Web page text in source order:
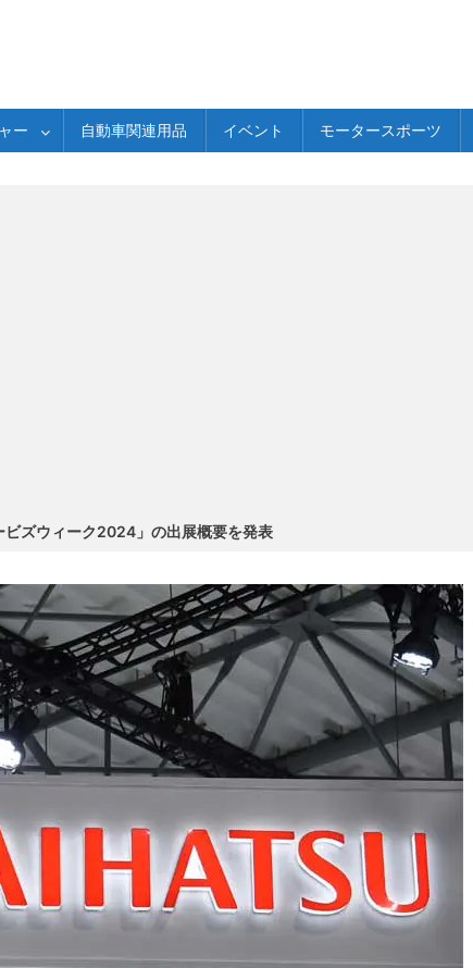
ー 自動車関連用品 イベント モータースポーツ
ズウィーク2024」の出展概要を発表